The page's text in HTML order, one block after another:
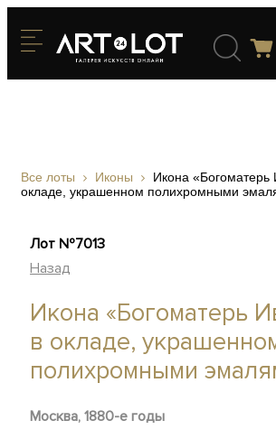
Все лоты Иконы
Икона «Богоматерь
окладе, украшенном полихромными
Лот №7013
Назад
Икона «Богоматерь
в окладе,
полихромными
Москва, 1880-е годы